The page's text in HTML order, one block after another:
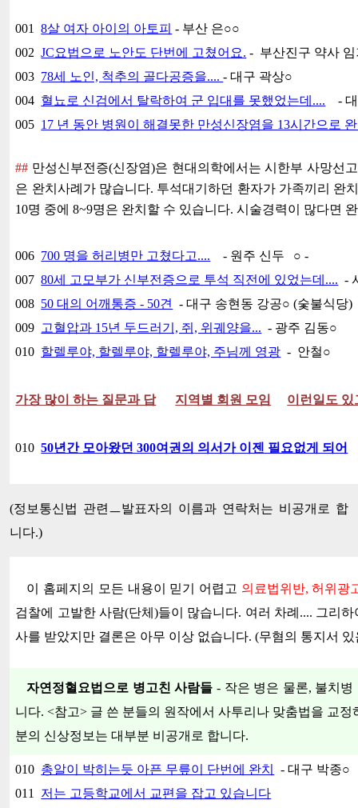
0018살 여자 아이의 아토피 - 부산 은○○
002JC요법으로 노안도 단번에 고쳤어요. - 부산진구 약사
003 78세 노인, 척추의 골다공증을....- 대구 곽상○
004 혈뇨로 신검에서 탈락하여 군 입대를 못했었는데....
-
005 17 년 동안 병원이 해결못한 만성신장염을 13시간으로
## 만성신부전증(신장염)은 현대의학에서는 시한부 사망선
은 완치사례가 많습니다. 투석대기하던 환자가 가족끼리 완
10명 중에 8~9명은 완치할 수 있습니다. 시술경력이 많다면
006 700 명을 허리병만 고쳤다고.... - 원주 신두
○ -
00780세 고모부가 신부전증으로 투석 직전에 있었는데.... -
008 50 대의 어깨통증 - 50견 - 대구 송현동 강공○ (숯불식당)
009 고혈압과 15년 두드러기, 쥐, 위궤양을... - 광주 김동○
010 할렐루야, 할렐루야, 할렐루야, 주님께 영광 - 안철○
가장 많이 하는 질문과 답 지역별 회원 모임 이런일도 있
01050년간 모아왔던 300여권의 의서가 이젠 필요없게 되어
(정보통신법 관련ㅡ발표자의 이름과 연락처는 비공개로 합
니다.)
이 홈페지의 모든 내용이 믿기 어렵고 의료법위반, 허위광
검찰에 고발한 사람(단체)들이 많습니다. 여러 차례.... 그리
사를 받았지만 결론은 아무 이상 없습니다. (무혐의 통지서
자연정혈요법으로 병고친 사람들 - 작은 병은 물론, 불치
니다.<참고> 글 쓴 분들의 원작에서 사투리나 맞춤법을 교
분의 신상정보는 대부분 비공개로 합니다.
010 총알이 박히는듯 아픈 무릎이 단번에 완치 - 대구 박종○
011 저는 고등학교에서 교편을 잡고 있습니다